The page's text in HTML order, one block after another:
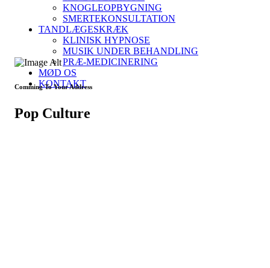
KNOGLEOPBYGNING
SMERTEKONSULTATION
TANDLÆGESKRÆK
KLINISK HYPNOSE
MUSIK UNDER BEHANDLING
PRÆ-MEDICINERING
MØD OS
KONTAKT
Comming To Your Address
Pop Culture